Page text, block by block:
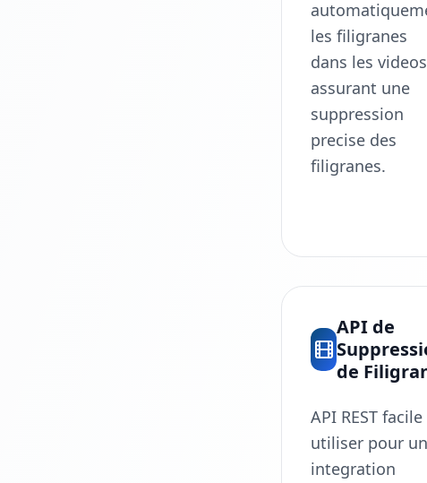
les filigranes
dans les
assurant une
suppression
precise des
filigranes.
API de
de
API REST facile
utiliser pour
integration